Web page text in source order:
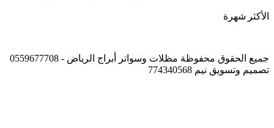
الأكثر شهرة
جميع الحقوق محفوظة مظلات وسواتر أبراج الرياض - 0559677708
تصميم وتسويق نيم 774340568